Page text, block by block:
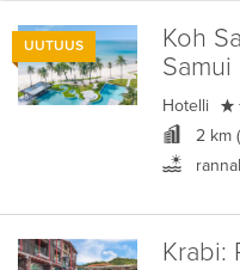
UUTUUS Koh
Samui
Hotelli
2 km
Krabi: